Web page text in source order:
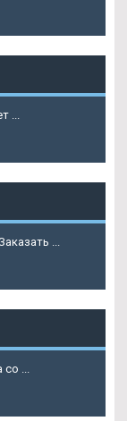
...
...
...